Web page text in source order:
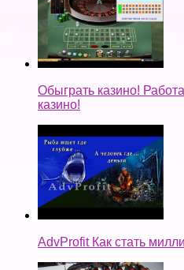
Обыграть казино!
казино!
AdvProfit Как стать